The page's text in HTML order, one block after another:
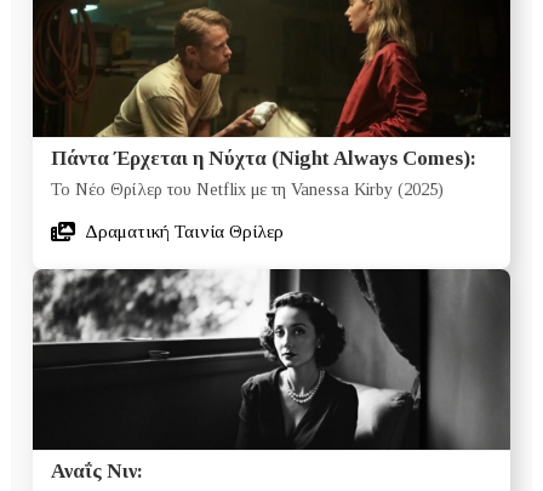
Πάντα Έρχεται η Νύχτα (Night Always Comes):
Το Νέο Θρίλερ του Netflix με τη Vanessa Kirby (2025)
Δραματική Ταινία Θρίλερ
Αναΐς Νιν: